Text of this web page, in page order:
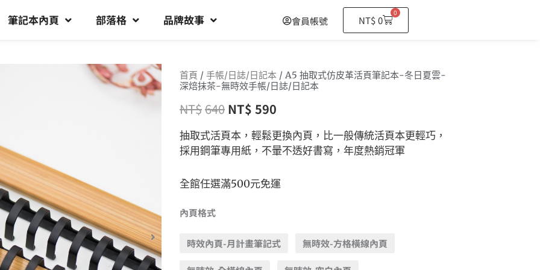
筆記本內頁 部落格 品牌故事 會員帳號 NT$0
0
購
物
首頁 / 手帳/日誌/日記本 / A5 抽取式仿皮革活頁筆記本-冬日夏雲-
深焙抹茶-無時效手帳/日誌/日記本
NT$640 NT$ 590
抽取式活頁本，輕鬆更換內頁，比一般傳統活頁本更輕巧，
採用鋼筆專用紙，不暈不透好書寫，年度熱銷冠軍
全館任選滿500元免運
內頁格式
時效內頁-月計畫筆記式 無時效-方格橫線內頁